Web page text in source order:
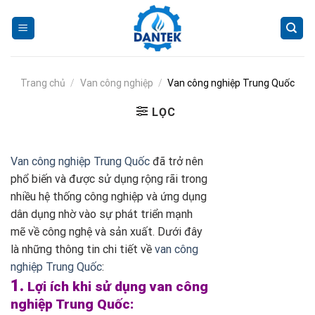
content
Trang chủ / Van công nghiệp / Van công nghiệp Trung Quốc
LỌC
Van công nghiệp Trung Quốc đã trở nên
phổ biến và được sử dụng rộng rãi trong
nhiều hệ thống công nghiệp và ứng dụng
dân dụng nhờ vào sự phát triển mạnh
mẽ về công nghệ và sản xuất. Dưới đây
là những thông tin chi tiết về van công
nghiệp Trung Quốc:
1. Lợi ích khi sử dụngvan công
nghiệp Trung Quốc: